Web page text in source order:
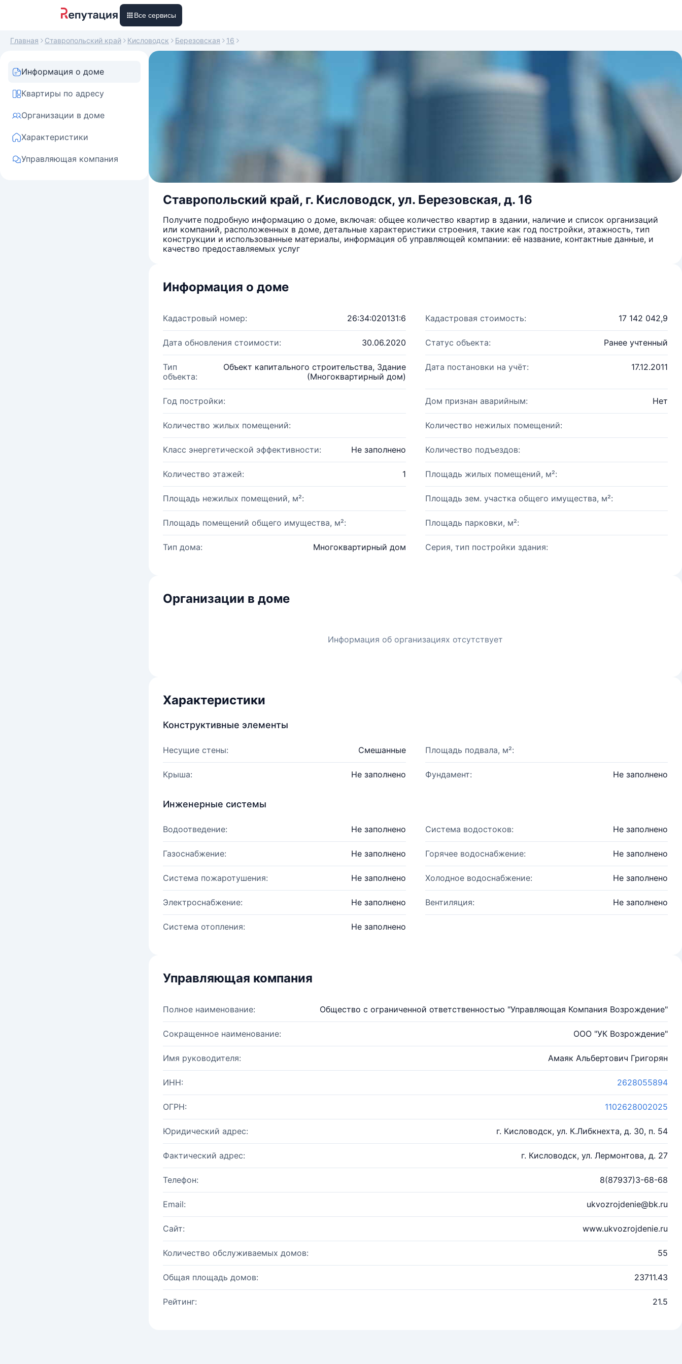
Все сервисы
Главная Ставропольский край Кисловодск Березовская 16
Информация о доме
Квартиры по адресу
Организации в доме
Характеристики
Управляющая компания
Ставропольский край, г. Кисловодск, ул. Березовская, д. 16
Получите подробную информацию о доме, включая: общее количество квартир в здании, наличие и список организаций
или компаний, расположенных в доме, детальные характеристики строения, такие как год постройки, этажность, тип
конструкции и использованные материалы, информация об управляющей компании: её название, контактные данные, и
качество предоставляемых услуг
Информация о доме
Кадастровый номер: 26:34:020131:6 Кадастровая стоимость: 17 142 042,9
Дата обновления стоимости: 30.06.2020 Статус объекта: Ранее учтенный
Тип
объекта:
Объект капитального строительства, Здание
(Многоквартирный дом)
Дата постановки на учёт: 17.12.2011
Год постройки: Дом признан аварийным: Нет
Количество жилых помещений: Количество нежилых помещений:
Класс энергетической эффективности: Не заполнено Количество подъездов:
Количество этажей: 1 Площадь жилых помещений, м²:
Площадь нежилых помещений, м²: Площадь зем. участка общего имущества, м²:
Площадь помещений общего имущества, м²: Площадь парковки, м²:
Тип дома: Многоквартирный дом Серия, тип постройки здания:
Организации в доме
Информация об организациях отсутствует
Характеристики
Конструктивные элементы
Несущие стены: Смешанные Площадь подвала, м²:
Крыша: Не заполнено Фундамент: Не заполнено
Инженерные системы
Водоотведение: Не заполнено Система водостоков: Не заполнено
Газоснабжение: Не заполнено Горячее водоснабжение: Не заполнено
Система пожаротушения: Не заполнено Холодное водоснабжение: Не заполнено
Электроснабжение: Не заполнено Вентиляция: Не заполнено
Система отопления: Не заполнено
Управляющая компания
Полное наименование: Общество с ограниченной ответственностью "Управляющая Компания Возрождение"
Сокращенное наименование: ООО "УК Возрождение"
Имя руководителя: Амаяк Альбертович Григорян
ИНН: 2628055894
ОГРН: 1102628002025
Юридический адрес: г. Кисловодск, ул. К.Либкнехта, д. 30, п. 54
Фактический адрес: г. Кисловодск, ул. Лермонтова, д. 27
Телефон: 8(87937)3-68-68
Email: ukvozrojdenie@bk.ru
Сайт: www.ukvozrojdenie.ru
Количество обслуживаемых домов: 55
Общая площадь домов: 23711.43
Рейтинг: 21.5